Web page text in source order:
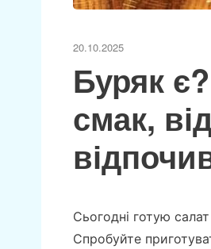
20.10.2025
Буряк
смак,
Сьогодні готую
Спробуйте